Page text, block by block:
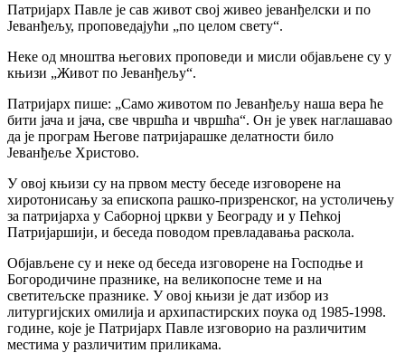
Патријарх Павле је сав живот свој живео јеванђелски и по
Јеванђељу, проповедајући „по целом свету“.
Неке од мноштва његових проповеди и мисли објављене су у
књизи „Живот по Јеванђељу“.
Патријарх пише: „Само животом по Јеванђељу наша вера ће
бити јача и јача, све чвршћа и чвршћа“. Он је увек наглашавао
да је програм Његове патријарашке делатности било
Јеванђеље Христово.
У овој књизи су на првом месту беседе изговорене на
хиротонисању за епископа рашко-призренског, на устоличењу
за патријарха у Саборној цркви у Београду и у Пећкој
Патријаршији, и беседа поводом превладавања раскола.
Објављене су и неке од беседа изговорене на Господње и
Богородичине празнике, на великопосне теме и на
светитељске празнике. У овој књизи је дат избор из
литургијских омилија и архипастирских поука од 1985-1998.
године, које је Патријарх Павле изговорио на различитим
местима у различитим приликама.